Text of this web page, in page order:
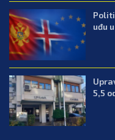
uđu
5,5